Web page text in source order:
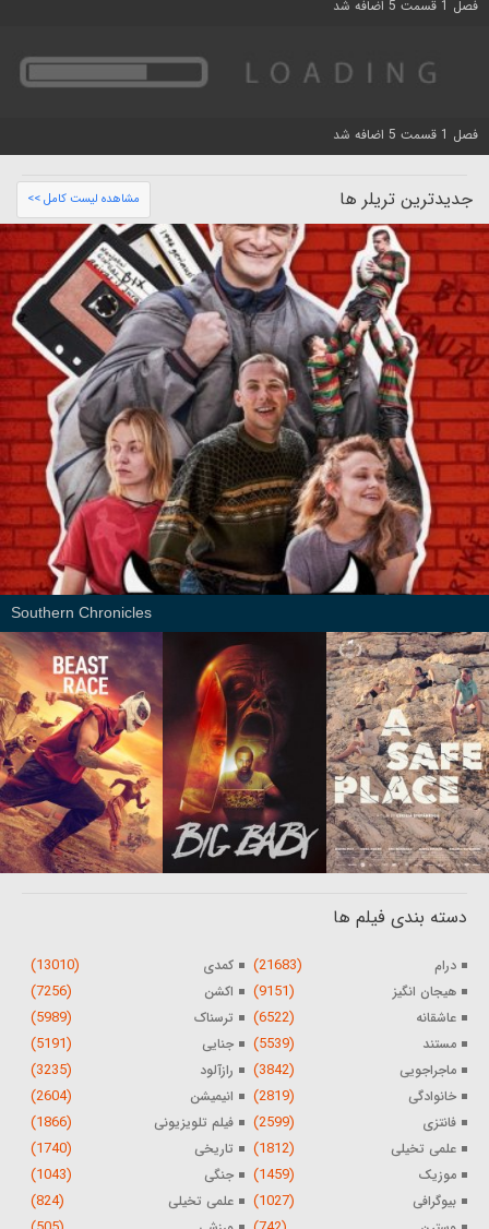
فصل 1 قسمت 5 اضافه شد
فصل 1 قسمت 5 اضافه شد
جدیدترین تریلر ها مشاهده لیست کامل >>
Southern Chronicles
دسته بندی فیلم ها
درام (21683) کمدی (13010)
هیجان انگیز (9151) اکشن (7256)
عاشقانه (6522) ترسناک (5989)
مستند (5539) جنایی (5191)
ماجراجویی (3842) رازآلود (3235)
خانوادگی (2819) انیمیشن (2604)
فانتزی (2599) فیلم تلویزیونی (1866)
علمی تخیلی (1812) تاریخی (1740)
موزیک (1459) جنگی (1043)
بیوگرافی (1027) علمی تخیلی (824)